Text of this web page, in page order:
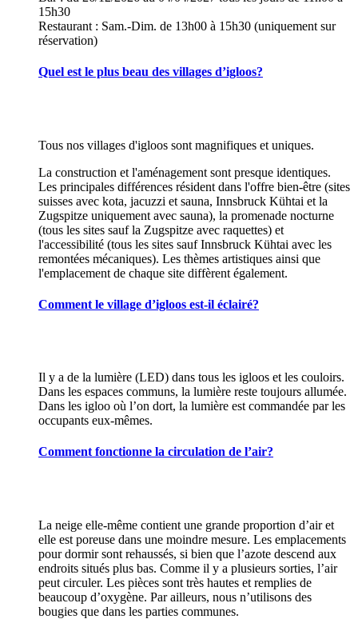
15h30
Restaurant : Sam.-Dim. de 13h00 à 15h30 (uniquement sur
réservation)
Quel est le plus beau des villages d’igloos?
Tous nos villages d'igloos sont magnifiques et uniques.
La construction et l'aménagement sont presque identiques.
Les principales différences résident dans l'offre bien-être (sites
suisses avec kota, jacuzzi et sauna, Innsbruck Kühtai et la
Zugspitze uniquement avec sauna), la promenade nocturne
(tous les sites sauf la Zugspitze avec raquettes) et
l'accessibilité (tous les sites sauf Innsbruck Kühtai avec les
remontées mécaniques). Les thèmes artistiques ainsi que
l'emplacement de chaque site diffèrent également.
Comment le village d’igloos est-il éclairé?
Il y a de la lumière (LED) dans tous les igloos et les couloirs.
Dans les espaces communs, la lumière reste toujours allumée.
Dans les igloo où l’on dort, la lumière est commandée par les
occupants eux-mêmes.
Comment fonctionne la circulation de l’air?
La neige elle-même contient une grande proportion d’air et
elle est poreuse dans une moindre mesure. Les emplacements
pour dormir sont rehaussés, si bien que l’azote descend aux
endroits situés plus bas. Comme il y a plusieurs sorties, l’air
peut circuler. Les pièces sont très hautes et remplies de
beaucoup d’oxygène. Par ailleurs, nous n’utilisons des
bougies que dans les parties communes.